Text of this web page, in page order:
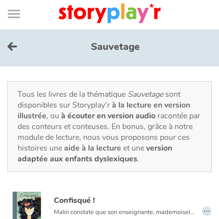
Connexion
Bibliothèque
de
page
Menu
Je me connecte
Tester gratuitement
Bibliothèque
Prix
Contes d'ici et d'ailleurs
Sauvetage
Tous les livres de la thématique Sauvetagesont
disponibles sur Storyplay’rà la lecture en version
illustrée, ou à écouter en version audio racontée par
des conteurs et conteuses. En bonus, grâce à notre
module de lecture, nous vous proposons pour ces
histoires uneaide à la lecture et uneversion
adaptée aux enfants dyslexiques.
Confisqué !
Malin constate que son enseignante, mademoiselle Bonsoir, est encore absente. Depuis trois jours, c'est une horrible bonne femme qui la remplace : madame Vermifuge. Elle est plus laide qu'une araignée, elle confisque tout et n'a pas une once de patience avec les enfants. Aidé de ses amis Sébastopol et Séraphine, Malin découvre que la suppléante est une sorcière qui se présente à la présidence de l'Association des Méchants et qu'elle organise un pique-nique d'information sur son programme électoral. Au menu : sandwiches à la viande fraîche et enfants frais et dodus pour le dessert! Les trois amis réussiront-ils à déjouer son plan avant que toute la classe ne serve de repas à cette réunion peu conventionnelle ? …